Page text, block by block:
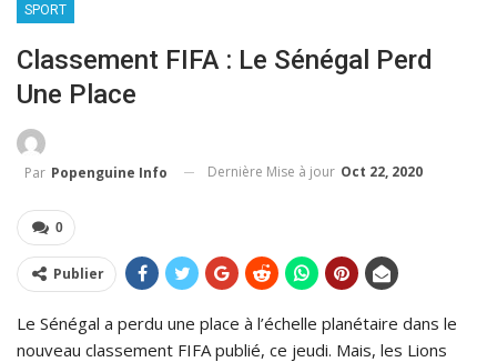
SPORT
Classement FIFA : Le Sénégal Perd
Une Place
Par Popenguine Info Dernière Mise à jour Oct 22, 2020
0
Publier
Le Sénégal a perdu une place à l’échelle planétaire dans le
nouveau classement FIFA publié, ce jeudi. Mais, les Lions